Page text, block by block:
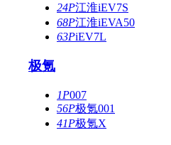
24P江淮iEV7S
68P江淮iEVA50
63PiEV7L
极氪
1P007
56P极氪001
41P极氪X